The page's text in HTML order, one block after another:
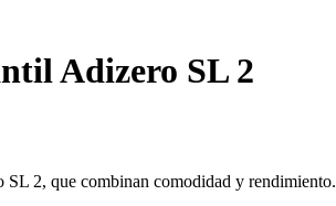
Adizero SL 2
SL 2, que combinan comodidad y rendimiento.